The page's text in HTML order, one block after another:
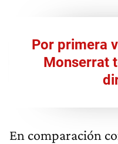
Por primera
Monserrat
En comparación